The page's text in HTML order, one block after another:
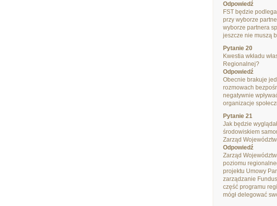
Odpowiedź
FST będzie
przy wyborze
wyborze partnera
jeszcze nie muszą
Pytanie 20
Kwestia wkładu
Regionalnej?
Odpowiedź
Obecnie brakuje
rozmowach
negatywnie
organizacje
Pytanie 21
Jak będzie
środowiskiem
Zarząd
Odpowiedź
Zarząd
poziomu
projektu Umowy
zarządzanie
część programu
mógł delegować